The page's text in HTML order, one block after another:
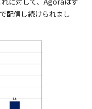
配信し続けられまし